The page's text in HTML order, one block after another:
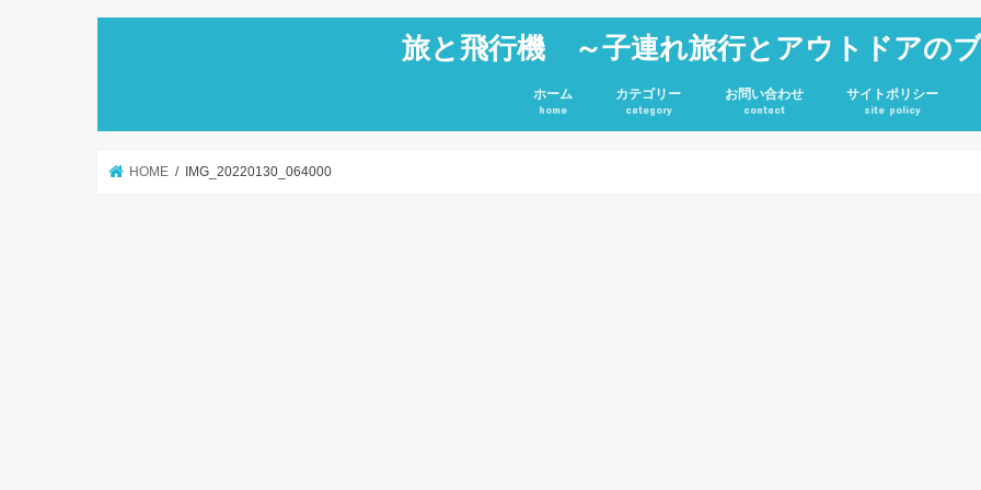
旅と飛行機 ～子連れ旅行とアウトドアの
ホーム
home
カテゴリー
category
お問い合わせ
contact
サイトポリシー
site policy
HOME IMG_20220130_064000